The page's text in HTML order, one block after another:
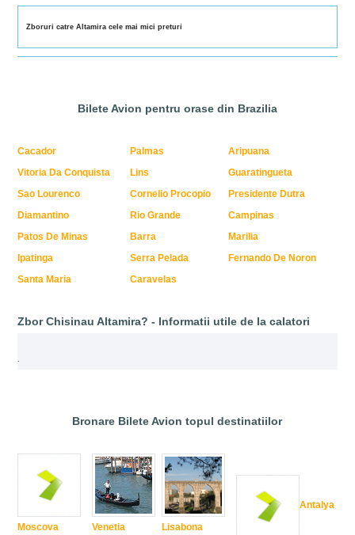
Zboruri catre Altamira cele mai mici preturi
Bilete Avion pentru orase din Brazilia
Cacador Palmas
Aripuana
Vitoria Da Conquista
Lins
Guaratingueta
Sao Lourenco
Cornelio Procopio
Presidente Dutra
Diamantino
Rio Grande
Campinas
Patos De Minas
Barra
Marilia
Ipatinga
Serra Pelada
Fernando De Noron
Santa Maria
Caravelas
Zbor Chisinau Altamira? - Informatii utile de la calatori
.
Bronare Bilete Avion topul destinatiilor
Moscova Venetia Lisabona
Antalya